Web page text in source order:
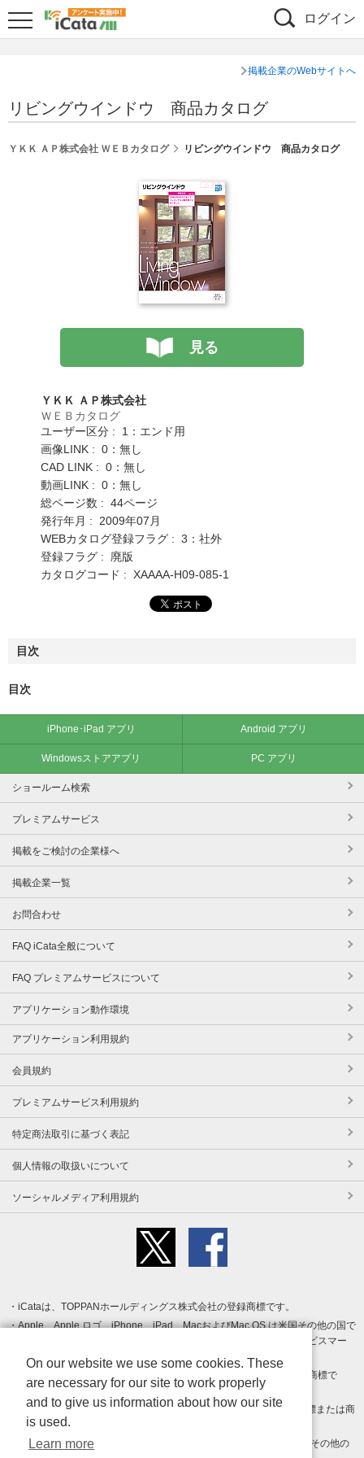
ログイン
掲載企業のWebサイトへ
リビングウインドウ 商品カタログ
ＹＫＫ ＡＰ株式会社 ＷＥＢカタログ リビングウインドウ 商品カタログ
見る
ＹＫＫ ＡＰ株式会社
ＷＥＢカタログ
ユーザー区分 : 1：エンド用
画像LINK : 0：無し
CAD LINK : 0：無し
動画LINK : 0：無し
総ページ数 : 44ページ
発行年月 : 2009年07月
WEBカタログ登録フラグ : 3：社外
登録フラグ : 廃版
カタログコード : XAAAA-H09-085-1
目次
目次
iPhone･iPad アプリ Android アプリ
Windowsストアアプリ PC アプリ
ショールーム検索
プレミアムサービス
掲載をご検討の企業様へ
掲載企業一覧
お問合わせ
FAQ iCata全般について
FAQ プレミアムサービスについて
アプリケーション動作環境
アプリケーション利用規約
会員規約
プレミアムサービス利用規約
特定商法取引に基づく表記
個人情報の取扱いについて
ソーシャルメディア利用規約
iCataは、TOPPANホールディングス株式会社の登録商標です。
Apple、Apple ロゴ、iPhone、iPad、MacおよびMac OS は米国その他の国で
登録された Apple Inc. の商標です。App Store は Apple Inc. のサービスマー
クです。
Android、Google Play および Google Play ロゴ は Google LLC の商標で
す。
Windows は Microsoft Inc.の米国およびその他の国における登録商標または商
標です。
Adobe、Adobe Reader、Adobe PDF は、Adobe Inc.の米国およびその他の
On our website we use some cookies. These
are necessary for our site to work properly
and to give us information about how our site
is used.
Learn more